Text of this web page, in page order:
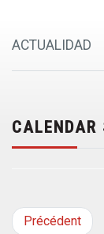
ACTUALIDAD
CALENDAR
Précédent